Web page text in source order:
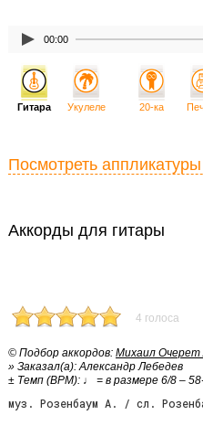
00:00
Аккорды для гитары
4 голоса
© Подбор аккордов: Михаил Очерет
» Заказал(а): Александр Лебедев
± Темп (BPM): ♩ = в размере 6/8 –
муз. Розенбаум А. / сл.
Гитара Укулеле 20-ка
Посмотреть